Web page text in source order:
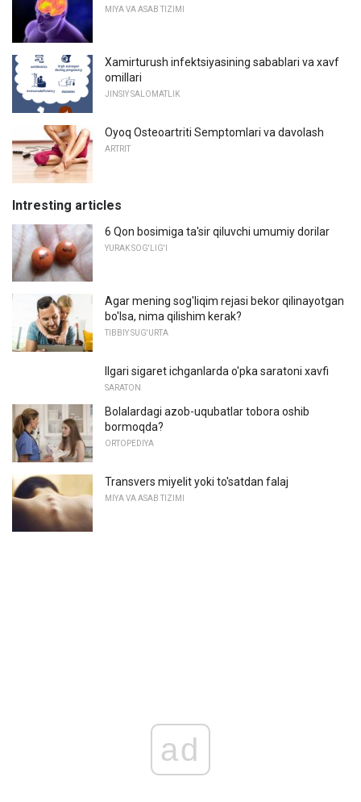
MIYA VA ASAB TIZIMI
Xamirturush infektsiyasining sabablari va xavf
omillari
JINSIY SALOMATLIK
Oyoq Osteoartriti Semptomlari va davolash
ARTRIT
Intresting articles
6 Qon bosimiga ta'sir qiluvchi umumiy dorilar
YURAK SOG'LIG'I
Agar mening sog'liqim rejasi bekor qilinayotgan
bo'lsa, nima qilishim kerak?
TIBBIY SUG'URTA
Ilgari sigaret ichganlarda o'pka saratoni xavfi
SARATON
Bolalardagi azob-uqubatlar tobora oshib
bormoqda?
ORTOPEDIYA
Transvers miyelit yoki to'satdan falaj
MIYA VA ASAB TIZIMI
ad